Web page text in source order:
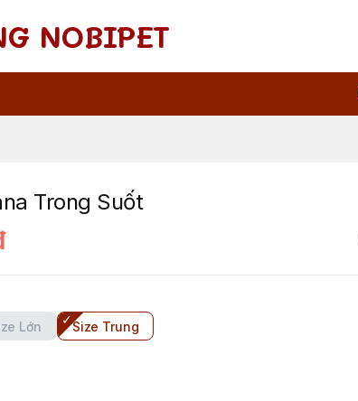
NOBIPET
Trong Suốt
Lớn Size Trung